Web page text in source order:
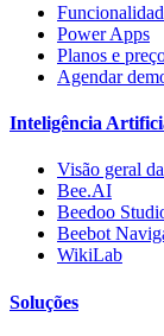
Power Apps
Planos e
Agendar
Inteligência
Visão geral
Bee.AI
Beedoo
Beebot
WikiLab
Soluções